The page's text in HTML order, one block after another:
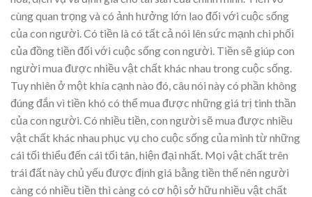
cùng quan trọng và có ảnh hưởng lớn lao đối với cuộc sống
của con người. Có tiền là có tất cả nói lên sức mạnh chi phối
của đồng tiền đối với cuộc sống con người. Tiền sẽ giúp con
người mua được nhiều vật chất khác nhau trong cuộc sống.
Tuy nhiên ở một khía cạnh nào đó, câu nói này có phần không
đúng đắn vì tiền khó có thể mua được những giá trị tinh thần
của con người. Có nhiều tiền, con người sẽ mua được nhiều
vật chất khác nhau phục vụ cho cuộc sống của mình từ những
cái tối thiểu đến cái tối tân, hiện đại nhất. Mọi vật chất trên
trái đất này chủ yếu được định giá bằng tiền thế nên người
càng có nhiều tiền thì càng có cơ hội sở hữu nhiều vật chất